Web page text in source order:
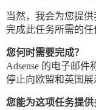
当然，我会为您提供
完成此任务所需的任
您何时需要完成？
Adsense 的电子邮件
停止向欧盟和英国展
您能为这项任务提供